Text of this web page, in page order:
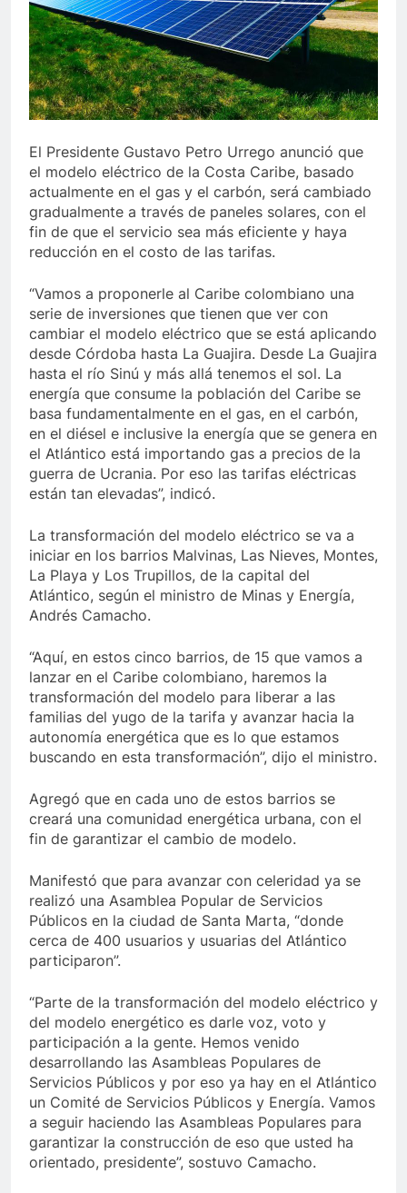
de Berosca y Jesús Vides Con éxito se
3 Años Ago
docente que abusó sexualmente de niña de 13 años
El Presidente Gustavo Petro Urrego anunció que
el modelo eléctrico de la Costa Caribe, basado
actualmente en el gas y el carbón, será cambiado
gradualmente a través de paneles solares, con el
fin de que el servicio sea más eficiente y haya
reducción en el costo de las tarifas.
“Vamos a proponerle al Caribe colombiano una
serie de inversiones que tienen que ver con
cambiar el modelo eléctrico que se está aplicando
desde Córdoba hasta La Guajira. Desde La Guajira
hasta el río Sinú y más allá tenemos el sol. La
energía que consume la población del Caribe se
basa fundamentalmente en el gas, en el carbón,
en el diésel e inclusive la energía que se genera en
el Atlántico está importando gas a precios de la
guerra de Ucrania. Por eso las tarifas eléctricas
están tan elevadas”, indicó.
La transformación del modelo eléctrico se va a
iniciar en los barrios Malvinas, Las Nieves, Montes,
La Playa y Los Trupillos, de la capital del
Atlántico, según el ministro de Minas y Energía,
Andrés Camacho.
“Aquí, en estos cinco barrios, de 15 que vamos a
lanzar en el Caribe colombiano, haremos la
transformación del modelo para liberar a las
familias del yugo de la tarifa y avanzar hacia la
autonomía energética que es lo que estamos
buscando en esta transformación”, dijo el ministro.
Agregó que en cada uno de estos barrios se
creará una comunidad energética urbana, con el
fin de garantizar el cambio de modelo.
Manifestó que para avanzar con celeridad ya se
realizó una Asamblea Popular de Servicios
Públicos en la ciudad de Santa Marta, “donde
cerca de 400 usuarios y usuarias del Atlántico
participaron”.
“Parte de la transformación del modelo eléctrico y
del modelo energético es darle voz, voto y
participación a la gente. Hemos venido
desarrollando las Asambleas Populares de
Servicios Públicos y por eso ya hay en el Atlántico
un Comité de Servicios Públicos y Energía. Vamos
a seguir haciendo las Asambleas Populares para
garantizar la construcción de eso que usted ha
orientado, presidente”, sostuvo Camacho.